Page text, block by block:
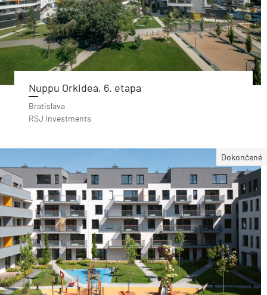
Nuppu Orkidea, 6. etapa
Bratislava
RSJ Investments
Dokončené